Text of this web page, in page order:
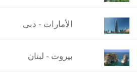
الأمارات - دبى
بيروت - لبنان